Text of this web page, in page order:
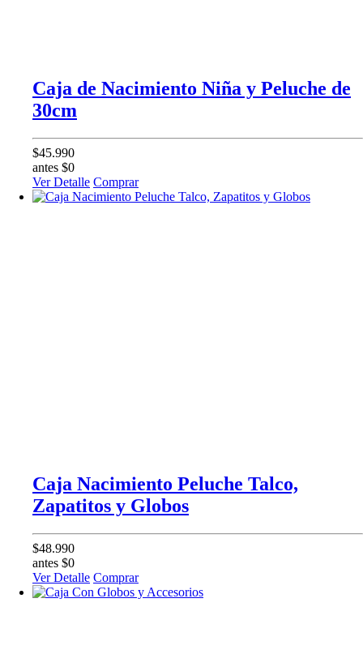
Caja de Nacimiento Niña y Peluche de
30cm
$45.990
antes $0
Ver Detalle Comprar
Caja Nacimiento Peluche Talco,
Zapatitos y Globos
$48.990
antes $0
Ver Detalle Comprar